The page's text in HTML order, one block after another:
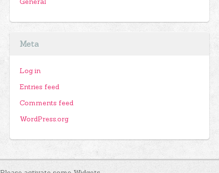
Meta
Log in
Entries feed
Comments feed
WordPress.org